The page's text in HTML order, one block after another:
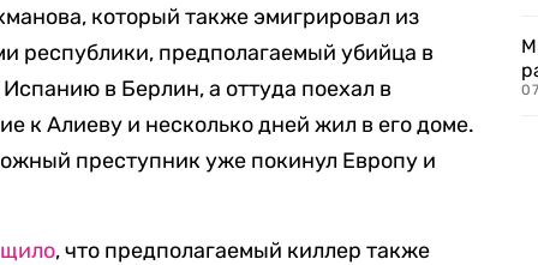
который также эмигрировал из
республики, предполагаемый убийца в
в Берлин, а оттуда поехал в
к Алиеву и несколько дней жил в его доме.
преступник уже покинул Европу и
, что предполагаемый киллер также